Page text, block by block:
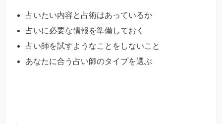
占いたい内容と占術はあっているか
占いに必要な情報を準備しておく
占い師を試すようなことをしないこと
あなたに合う占い師のタイプを選ぶ